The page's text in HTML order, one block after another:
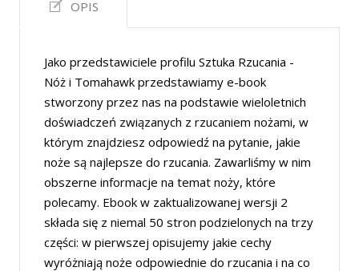
OPIS
Jako przedstawiciele profilu Sztuka Rzucania -
Nóż i Tomahawk przedstawiamy e-book
stworzony przez nas na podstawie wieloletnich
doświadczeń związanych z rzucaniem nożami, w
którym znajdziesz odpowiedź na pytanie, jakie
noże są najlepsze do rzucania. Zawarliśmy w nim
obszerne informacje na temat noży, które
polecamy. Ebook w zaktualizowanej wersji 2
składa się z niemal 50 stron podzielonych na trzy
części: w pierwszej opisujemy jakie cechy
wyróżniają noże odpowiednie do rzucania i na co